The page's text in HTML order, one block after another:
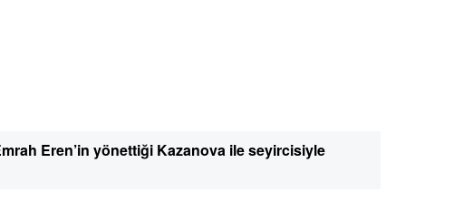
Eren’in yönettiği Kazanova ile seyircisiyle